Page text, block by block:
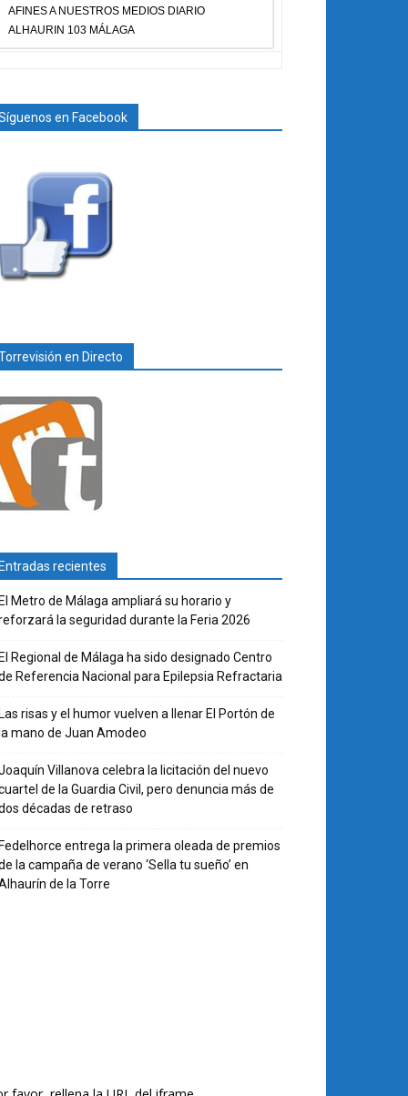
AFINES A NUESTROS MEDIOS DIARIO
ALHAURIN 103 MÁLAGA
en Facebook
en Directo
recientes
Metro de Málaga ampliará su horario y
la seguridad durante la Feria 2026
Regional de Málaga ha sido designado Centro
Referencia Nacional para Epilepsia Refractaria
risas y el humor vuelven a llenar El Portón de
mano de Juan Amodeo
Villanova celebra la licitación del nuevo
de la Guardia Civil, pero denuncia más de
décadas de retraso
entrega la primera oleada de premios
la campaña de verano ‘Sella tu sueño’ en
de la Torre